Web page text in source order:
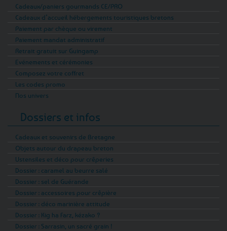
Cadeaux/paniers gourmands CE/PRO
Cadeaux d’accueil hébergements touristiques bretons
Paiement par chèque ou virement
Paiement mandat administratif
Retrait gratuit sur Guingamp
Evénements et cérémonies
Composez votre coffret
Les codes promo
Nos univers
Dossiers et infos
Cadeaux et souvenirs de Bretagne
Objets autour du drapeau breton
Ustensiles et déco pour crêperies
Dossier : caramel au beurre salé
Dossier : sel de Guérande
Dossier : accessoires pour crêpière
Dossier : déco marinière attitude
Dossier : Kig ha Farz, kézako ?
Dossier : Sarrasin, un sacré grain !